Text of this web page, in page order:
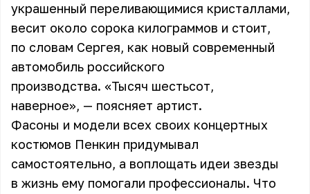
украшенный переливающимися кристаллами,
весит около сорока килограммов и стоит,
по словам Сергея, как новый современный
автомобиль российского
производства. «Тысяч шестьсот,
наверное», — поясняет артист.
Фасоны и модели всех своих концертных
костюмов Пенкин придумывал
самостоятельно, а воплощать идеи звезды
в жизнь ему помогали профессионалы. Что